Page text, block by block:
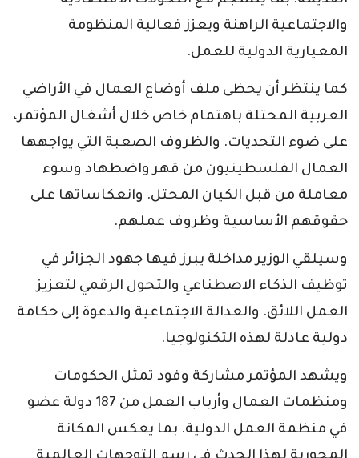
والاجتماعية الراهنة ويعزز فعالية المنظومة
المعيارية الدولية للعمل.
كما ينتظر أن يحظى ملف أوضاع العمال في الأراضي
العربية المحتلة باهتمام خاص خلال أشغال المؤتمر،
على ضوء التحديات. والظروف الصعبة التي يواجهها
العمال الفلسطينيون من قهر واضطهاد وسوء
معاملة من قبل الكيان المحتل. وانعكاساتها على
حقوقهم الأساسية وظروف عملهم.
وسيلقي الوزير مداخلة يبرز فيها جهود الجزائر في
توظيف الذكاء الاصطناعي والتحول الرقمي لتعزيز
العمل اللائق. والعدالة الاجتماعية والدعوة إلى حكامة
دولية عادلة لهذه التكنولوجيا.
ويشهد المؤتمر مشاركة وفود تمثل الحكومات
ومنظمات العمال وأرباب العمل من 187 دولة عضو
في منظمة العمل الدولية. بما يعكس المكانة